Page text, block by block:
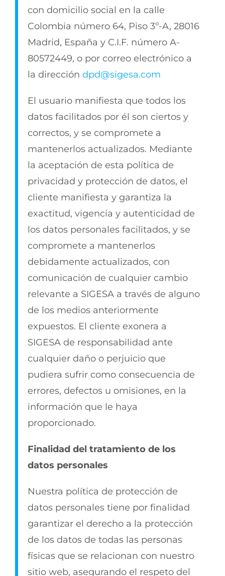
con domicilio social en la calle
Colombia número 64, Piso 3º-A, 28016
Madrid, España y C.I.F. número A-
80572449, o por correo electrónico a
la direccióndpd@sigesa.com
El usuario manifiesta que todos los
datos facilitados por él son ciertos y
correctos, y se compromete a
mantenerlos actualizados. Mediante
la aceptación de esta política de
privacidad y protección de datos, el
cliente manifiesta y garantiza la
exactitud, vigencia y autenticidad de
los datos personales facilitados, y se
compromete a mantenerlos
debidamente actualizados, con
comunicación de cualquier cambio
relevante a SIGESA a través de alguno
de los medios anteriormente
expuestos. El cliente exonera a
SIGESA de responsabilidad ante
cualquier daño o perjuicio que
pudiera sufrir como consecuencia de
errores, defectos u omisiones, en la
información que le haya
proporcionado.
Finalidad del tratamiento de los
datos personales
Nuestra política de protección de
datos personales tiene por finalidad
garantizar el derecho a la protección
de los datos de todas las personas
físicas que se relacionan con nuestro
sitio web, asegurando el respeto del